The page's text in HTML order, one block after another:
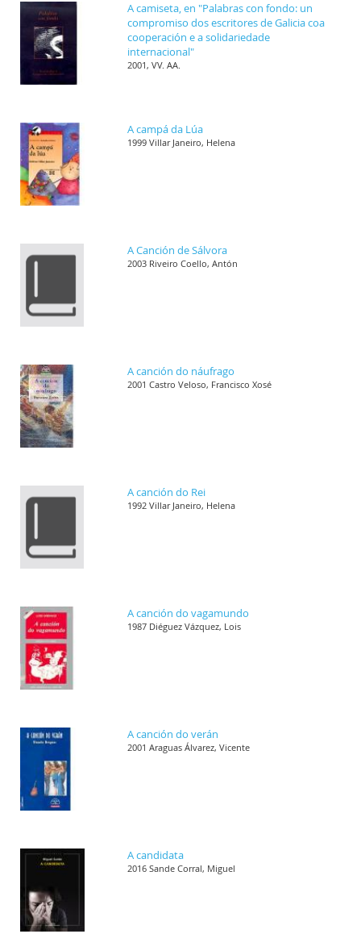
A camiseta, en "Palabras con fondo: un
compromiso dos escritores de Galicia coa
cooperación e a solidariedade
internacional"
2001, VV. AA.
A campá da Lúa
1999 Villar Janeiro, Helena
A Canción de Sálvora
2003 Riveiro Coello, Antón
A canción do náufrago
2001 Castro Veloso, Francisco Xosé
A canción do Rei
1992 Villar Janeiro, Helena
A canción do vagamundo
1987 Diéguez Vázquez, Lois
A canción do verán
2001 Araguas Álvarez, Vicente
A candidata
2016 Sande Corral, Miguel